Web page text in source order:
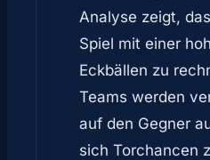
Analyse zeigt,
Spiel mit einer
Eckbällen zu
Teams werden
auf den Gegner
sich Torchancen